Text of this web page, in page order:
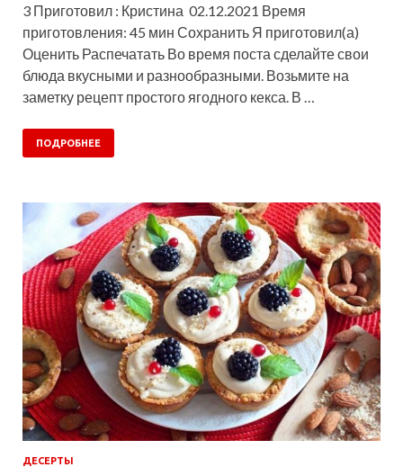
3 Приготовил : Кристина 02.12.2021 Время
приготовления: 45 мин Сохранить Я приготовил(а)
Оценить Распечатать Во время поста сделайте свои
блюда вкусными и разнообразными. Возьмите на
заметку рецепт простого ягодного кекса. В …
ПОДРОБНЕЕ
ДЕСЕРТЫ